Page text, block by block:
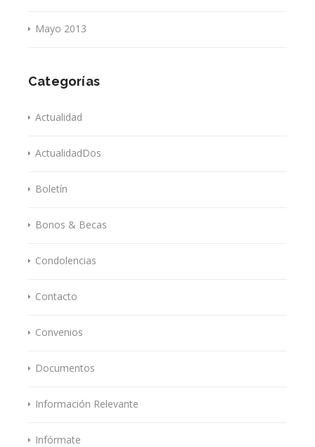
Mayo 2013
Categorías
Actualidad
ActualidadDos
Boletín
Bonos & Becas
Condolencias
Contacto
Convenios
Documentos
Información Relevante
Infórmate